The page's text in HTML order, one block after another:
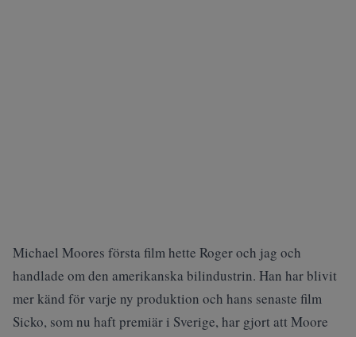
Michael Moores första film hette Roger och jag och
handlade om den amerikanska bilindustrin. Han har blivit
mer känd för varje ny produktion och hans senaste film
Sicko, som nu haft premiär i Sverige, har gjort att Moore